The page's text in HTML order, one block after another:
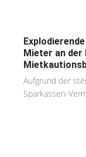
Mieter an
Aufgrund der
Sparkassen-